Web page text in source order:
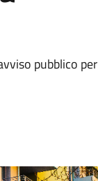
pubblico per